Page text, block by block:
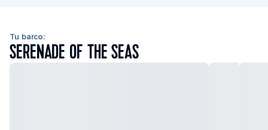
Tu barco:
SERENADE OF THE SEAS